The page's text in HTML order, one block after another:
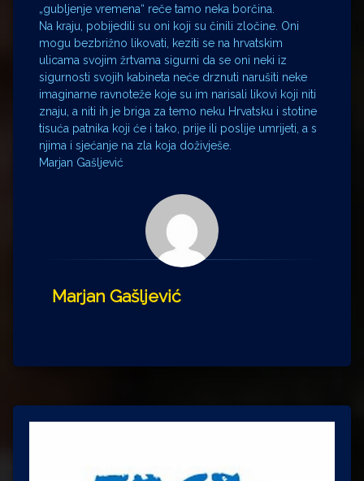
„gubljenje vremena“ reče tamo neka borčina.
Na kraju, pobijedili su oni koji su činili zločine. Oni
mogu bezbrižno likovati, keziti se na hrvatskim
ulicama svojim žrtvama sigurni da se oni neki iz
sigurnosti svojih kabineta neće drznuti narušiti neke
imaginarne ravnoteže koje su im narisali likovi koji niti
znaju, a niti ih je briga za temo neku Hrvatsku i stotine
tisuća patnika koji će i tako, prije ili poslije umrijeti, a s
njima i sjećanje na zla koja doživješe.
Marjan Gašljević
Marjan Gašljević